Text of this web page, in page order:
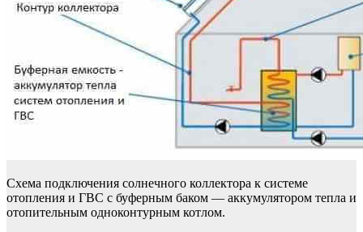
Схема подключения солнечного коллектора к системе
отопления и ГВС с буферным баком — аккумулятором тепла и
отопительным одноконтурным котлом.